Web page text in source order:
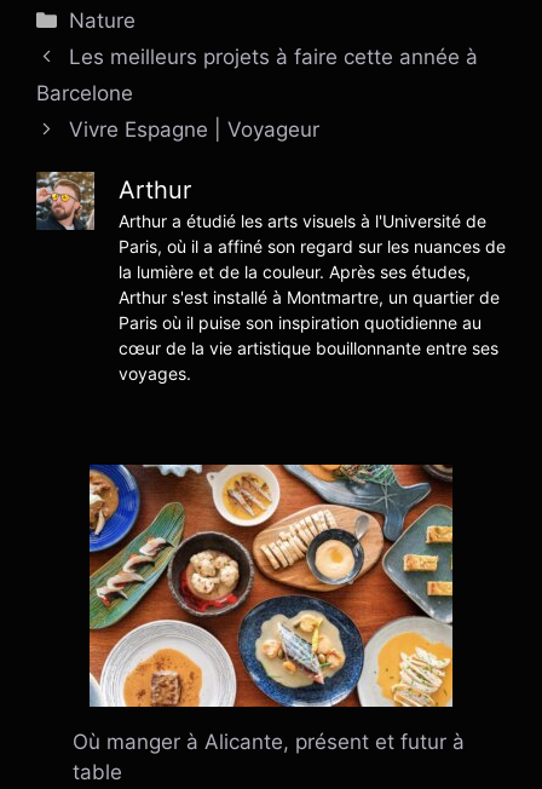
Catégories
Nature
Les meilleurs projets à faire cette année à
Barcelone
Vivre Espagne | Voyageur
Arthur
Arthur a étudié les arts visuels à l'Université de
Paris, où il a affiné son regard sur les nuances de
la lumière et de la couleur. Après ses études,
Arthur s'est installé à Montmartre, un quartier de
Paris où il puise son inspiration quotidienne au
cœur de la vie artistique bouillonnante entre ses
voyages.
Où manger à Alicante, présent et futur à
table